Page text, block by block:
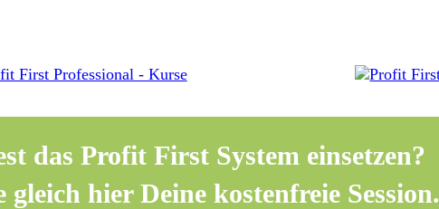
das Profit First System einsetzen?
gleich hier Deine kostenfreie Session.